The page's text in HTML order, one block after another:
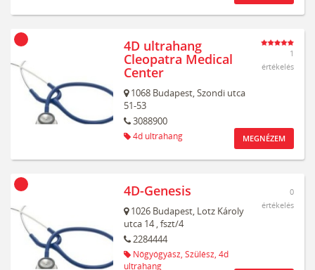
4D ultrahang
Cleopatra Medical
Center
1068 Budapest,Szondi utca
51-53
3088900
4d ultrahang
1
értékelés
MEGNÉZEM
4D-Genesis
1026 Budapest, Lotz Károly
utca 14, fszt/4
2284444
Nőgyógyász, Szülész, 4d
ultrahang
0
értékelés